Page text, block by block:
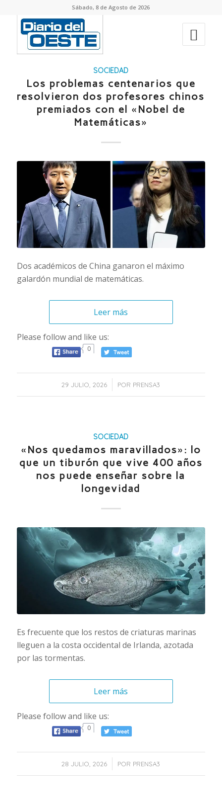
Sábado, 8 de Agosto de 2026
SOCIEDAD
Los problemas centenarios que
resolvieron dos profesores chinos
premiados con el «Nobel de
Matemáticas»
Dos académicos de China ganaron el máximo
galardón mundial de matemáticas.
Leer más
Please follow and like us:
0
29 JULIO, 2026
/ POR PRENSA3
SOCIEDAD
«Nos quedamos maravillados»: lo
que un tiburón que vive 400 años
nos puede enseñar sobre la
longevidad
Es frecuente que los restos de criaturas marinas
lleguen a la costa occidental de Irlanda, azotada
por las tormentas.
Leer más
Please follow and like us:
0
28 JULIO, 2026
/ POR PRENSA3